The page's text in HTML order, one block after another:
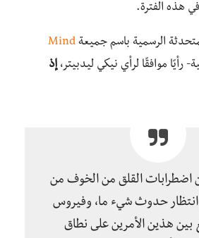
هذه الفترة.
الرسمية باسم جميعة Mind
رأيًا موافقًا لرأي نيكي ليدبيتر،إذ
اضطرابات القلق من الخوف من
حدوث شيء ما، وفيروس
بين هذين الأمرين على نطاق